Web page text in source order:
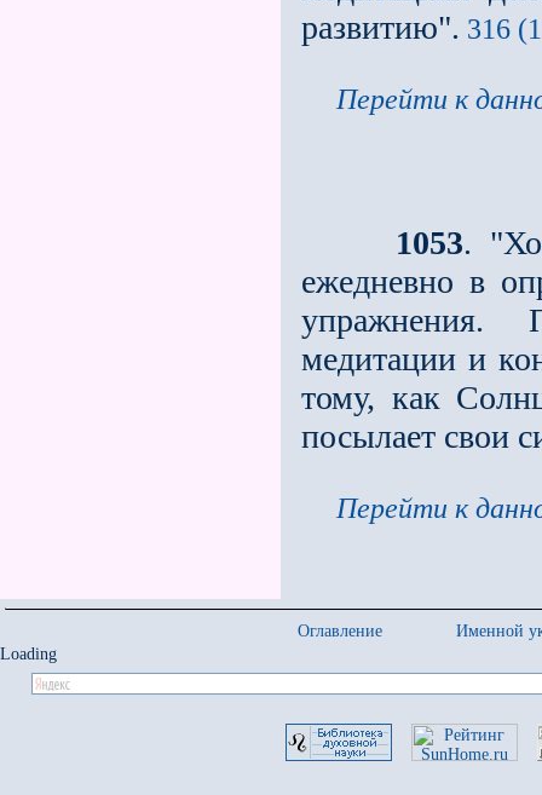
развитию". 316
Перейти к
1053.
ежедневно в
упражнения.
медитации и
тому, как
посылает свои
Перейти к
Оглавление
Именной
Loading